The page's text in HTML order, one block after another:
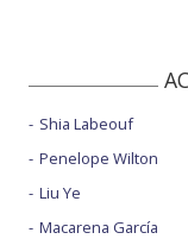
Shia Labeouf
Penelope Wilton
Liu Ye
Macarena García